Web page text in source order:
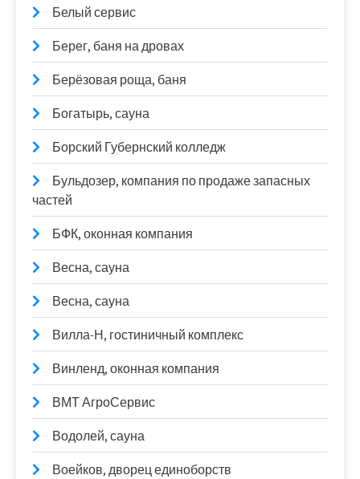
Белый сервис
Берег, баня на дровах
Берёзовая роща, баня
Богатырь, сауна
Борский Губернский колледж
Бульдозер, компания по продаже запасных
частей
БФК, оконная компания
Весна, сауна
Весна, сауна
Вилла-Н, гостиничный комплекс
Винленд, оконная компания
ВМТ АгроСервис
Водолей, сауна
Воейков, дворец единоборств